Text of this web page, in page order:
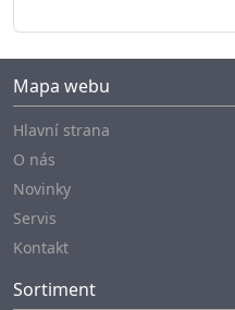
Mapa webu
Hlavní strana
O nás
Novinky
Servis
Kontakt
Sortiment